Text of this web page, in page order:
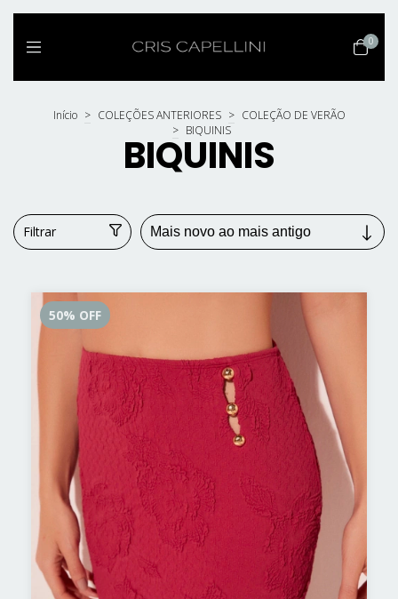
0
Início > COLEÇÕES ANTERIORES > COLEÇÃO DE VERÃO
> BIQUINIS
BIQUINIS
Filtrar
50% OFF